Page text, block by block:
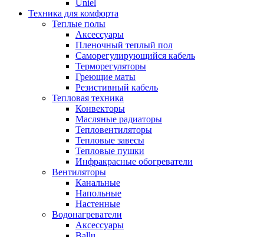
Uniel
Техника для комфорта
Теплые полы
Аксессуары
Пленочный теплый пол
Саморегулирующийся кабель
Терморегуляторы
Греющие маты
Резистивный кабель
Тепловая техника
Конвекторы
Масляные радиаторы
Тепловентиляторы
Тепловые завесы
Тепловые пушки
Инфракрасные обогреватели
Вентиляторы
Канальные
Напольные
Настенные
Водонагреватели
Аксессуары